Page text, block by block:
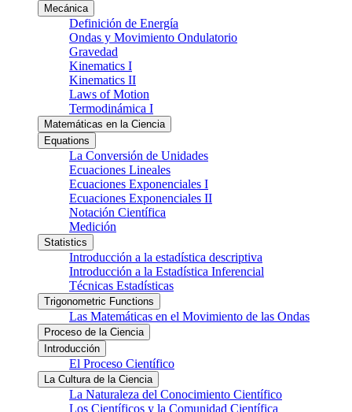
Mecánica
Definición de Energía
Ondas y Movimiento Ondulatorio
Gravedad
Kinematics I
Kinematics II
Laws of Motion
Termodinámica I
Matemáticas en la Ciencia
Equations
La Conversión de Unidades
Ecuaciones Lineales
Ecuaciones Exponenciales I
Ecuaciones Exponenciales II
Notación Científica
Medición
Statistics
Introducción a la estadística descriptiva
Introducción a la Estadística Inferencial
Técnicas Estadísticas
Trigonometric Functions
Las Matemáticas en el Movimiento de las Ondas
Proceso de la Ciencia
Introducción
El Proceso Científico
La Cultura de la Ciencia
La Naturaleza del Conocimiento Científico
Los Científicos y la Comunidad Científica